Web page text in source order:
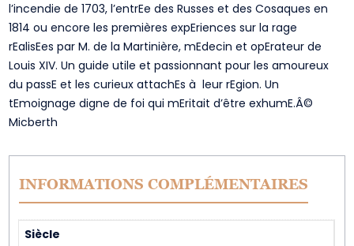
l’incendie de 1703, l’entrEe des Russes et des Cosaques en
1814 ou encore les premières expEriences sur la rage
rEalisEes par M. de la Martinière, mEdecin et opErateur de
Louis XIV. Un guide utile et passionnant pour les amoureux
du passE et les curieux attachEs à leur rEgion. Un
tEmoignage digne de foi qui mEritait d’être exhumE.Â©
Micberth
INFORMATIONS COMPLÉMENTAIRES
Siècle